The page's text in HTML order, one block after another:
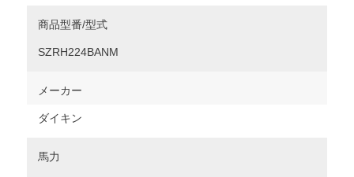
商品型番/型式
SZRH224BANM
メーカー
ダイキン
馬力